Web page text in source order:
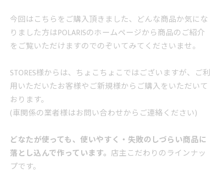
今回はこちらをご購入頂きました、どんな商品か気にな
りました方はPOLARISのホームページから商品のご紹介
をご覧いただけますのでのぞいてみてくださいませ。
STORES様からは、ちょこちょこではございますが、ご利
用いただいたお客様やご新規様からご購入をいただいて
おります。
(車関係の業者様はお問い合わせからご連絡ください)
どなたが使っても、使いやすく・失敗のしづらい商品に
落とし込んで作っています。 店主こだわりのラインナッ
プです。